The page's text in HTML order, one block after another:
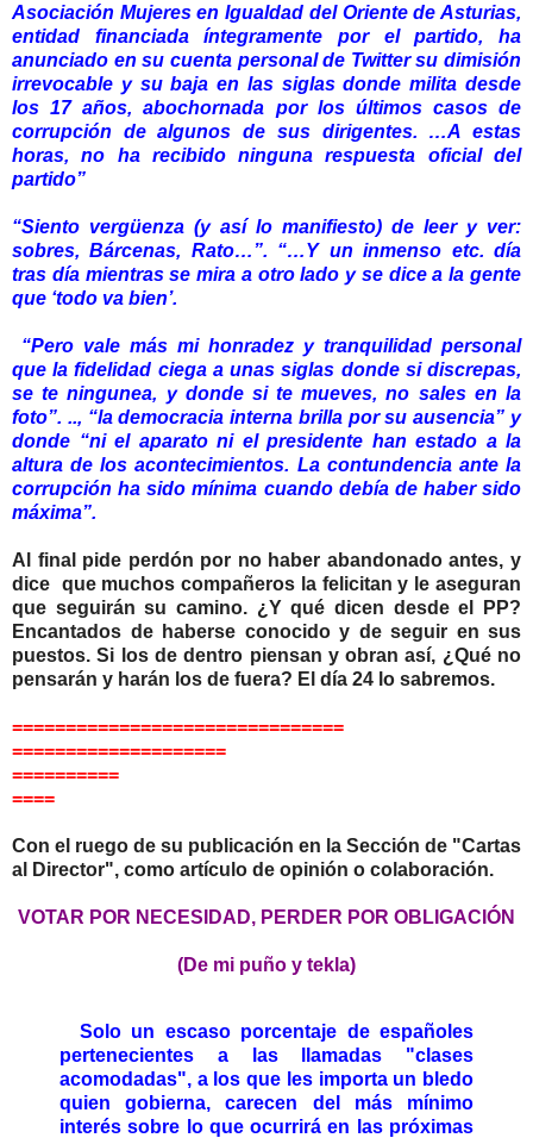
Asociación Mujeres en Igualdad del Oriente de Asturias,
entidad financiada íntegramente por el partido, ha
anunciado en su cuenta personal de Twitter su dimisión
irrevocable y su baja en las siglas donde milita desde
los 17 años, abochornada por los últimos casos de
corrupción de algunos de sus dirigentes. …A estas
horas, no ha recibido ninguna respuesta oficial del
partido”
“Siento vergüenza (y así lo manifiesto) de leer y ver:
sobres, Bárcenas, Rato…”. “…Y un inmenso etc. día
tras día mientras se mira a otro lado y se dice a la gente
que ‘todo va bien’.
“Pero vale más mi honradez y tranquilidad personal
que la fidelidad ciega a unas siglas donde si discrepas,
se te ningunea, y donde si te mueves, no sales en la
foto”. .., “la democracia interna brilla por su ausencia” y
donde “ni el aparato ni el presidente han estado a la
altura de los acontecimientos. La contundencia ante la
corrupción ha sido mínima cuando debía de haber sido
máxima”.
Al final pide perdón por no haber abandonado antes, y
dice que muchos compañeros la felicitan y le aseguran
que seguirán su camino. ¿Y qué dicen desde el PP?
Encantados de haberse conocido y de seguir en sus
puestos. Si los de dentro piensan y obran así, ¿Qué no
pensarán y harán los de fuera? El día 24 lo sabremos.
===============================
====================
==========
====
Con el ruego de su publicación en la Sección de "Cartas
al Director", como artículo de opinión o colaboración.
VOTAR POR NECESIDAD, PERDER POR OBLIGACIÓN
(De mi puño y tekla)
Solo un escaso porcentaje de españoles
pertenecientes a las llamadas "clases
acomodadas", a los que les importa un bledo
quien gobierna, carecen del más mínimo
interés sobre lo que ocurrirá en las próximas